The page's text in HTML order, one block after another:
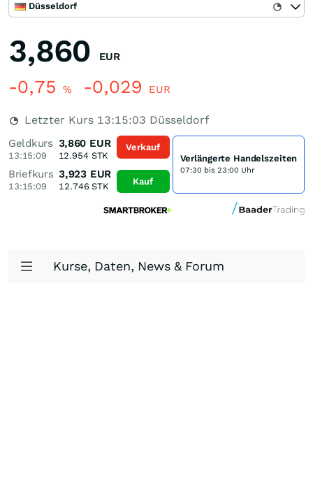
Düsseldorf
3,860 EUR
-0,75 % -0,029 EUR
Letzter Kurs 13:15:03 Düsseldorf
Geldkurs
13:15:09
3,860 EUR
12.954STK
Briefkurs
13:15:09
3,923 EUR
12.746STK
Verkauf
Kauf
Verlängerte Handelszeiten
07:30 bis 23:00 Uhr
Kurse, Daten, News & Forum